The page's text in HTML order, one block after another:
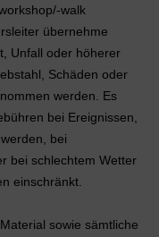
walk
übernehme
Unfall oder höherer
Schäden oder
werden. Es
bei Ereignissen,
bei
bei schlechtem Wetter
einschränkt.
sowie sämtliche